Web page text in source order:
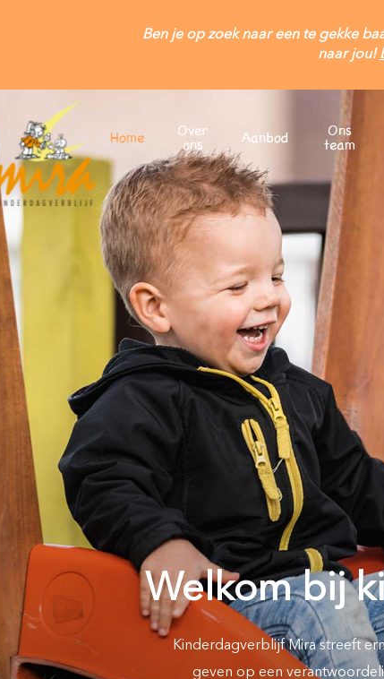
Ben je op zoek naar een te gekke
naar jou!
Home Over
ons Aanbod Ons
team
Welkom bij
Kinderdagverblijf Mira streeft
geven op een
Wilt u zich inschrijven bij kinderdagverblijf
Valkenswaard:
Inschrijven kinderopvang
(0-4 jaar)
Budel:
Wilt u een vrijblijvende offerte
Offerte aanvragen